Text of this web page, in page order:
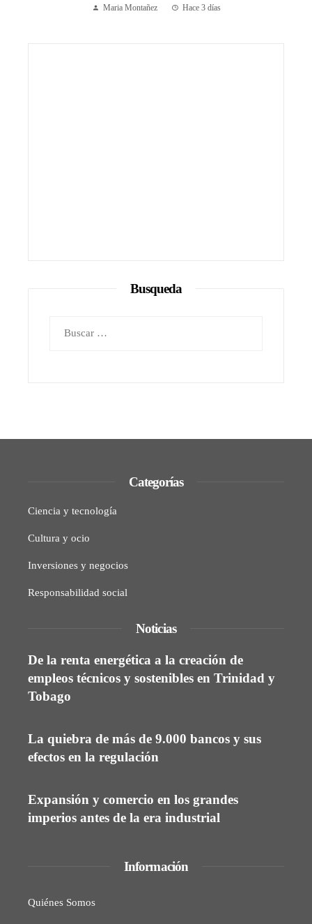
Maria Montañez Hace 3 días
Busqueda
Categorías
Ciencia y tecnología
Cultura y ocio
Inversiones y negocios
Responsabilidad social
Noticias
De la renta energética a la creación de
empleos técnicos y sostenibles en Trinidad y
Tobago
La quiebra de más de 9.000 bancos y sus
efectos en la regulación
Expansión y comercio en los grandes
imperios antes de la era industrial
Información
Quiénes Somos